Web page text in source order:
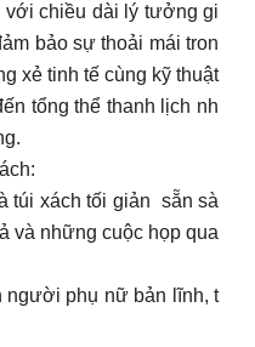
chiều dài lý tưởng gi
bảo sự thoải mái tron
xẻ tinh tế cùng kỹ thuật
tổng thể thanh lịch nh
túi xách tối giản sẵn sà
và những cuộc họp qua
người phụ nữ bản lĩnh, t